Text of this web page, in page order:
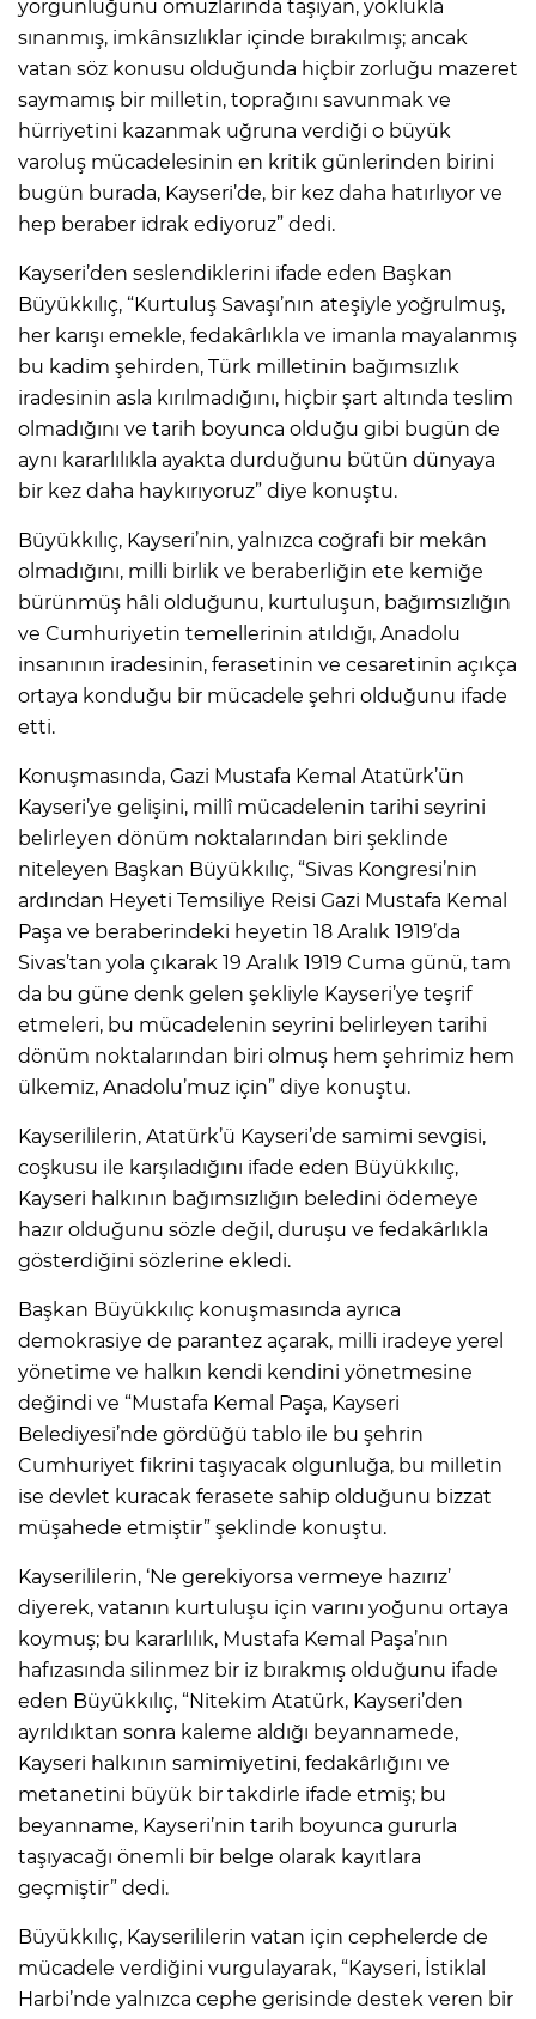
yorgunluğunu omuzlarında taşıyan, yoklukla
sınanmış, imkânsızlıklar içinde bırakılmış; ancak
vatan söz konusu olduğunda hiçbir zorluğu mazeret
saymamış bir milletin, toprağını savunmak ve
hürriyetini kazanmak uğruna verdiği o büyük
varoluş mücadelesinin en kritik günlerinden birini
bugün burada, Kayseri’de, bir kez daha hatırlıyor ve
hep beraber idrak ediyoruz” dedi.
Kayseri’den seslendiklerini ifade eden Başkan
Büyükkılıç, “Kurtuluş Savaşı’nın ateşiyle yoğrulmuş,
her karışı emekle, fedakârlıkla ve imanla mayalanmış
bu kadim şehirden, Türk milletinin bağımsızlık
iradesinin asla kırılmadığını, hiçbir şart altında teslim
olmadığını ve tarih boyunca olduğu gibi bugün de
aynı kararlılıkla ayakta durduğunu bütün dünyaya
bir kez daha haykırıyoruz” diye konuştu.
Büyükkılıç, Kayseri’nin, yalnızca coğrafi bir mekân
olmadığını, milli birlik ve beraberliğin ete kemiğe
bürünmüş hâli olduğunu, kurtuluşun, bağımsızlığın
ve Cumhuriyetin temellerinin atıldığı, Anadolu
insanının iradesinin, ferasetinin ve cesaretinin açıkça
ortaya konduğu bir mücadele şehri olduğunu ifade
etti.
Konuşmasında, Gazi Mustafa Kemal Atatürk’ün
Kayseri’ye gelişini, millî mücadelenin tarihi seyrini
belirleyen dönüm noktalarından biri şeklinde
niteleyen Başkan Büyükkılıç, “Sivas Kongresi’nin
ardından Heyeti Temsiliye Reisi Gazi Mustafa Kemal
Paşa ve beraberindeki heyetin 18 Aralık 1919’da
Sivas’tan yola çıkarak 19 Aralık 1919 Cuma günü, tam
da bu güne denk gelen şekliyle Kayseri’ye teşrif
etmeleri, bu mücadelenin seyrini belirleyen tarihi
dönüm noktalarından biri olmuş hem şehrimiz hem
ülkemiz, Anadolu’muz için” diye konuştu.
Kayserililerin, Atatürk’ü Kayseri’de samimi sevgisi,
coşkusu ile karşıladığını ifade eden Büyükkılıç,
Kayseri halkının bağımsızlığın beledini ödemeye
hazır olduğunu sözle değil, duruşu ve fedakârlıkla
gösterdiğini sözlerine ekledi.
Başkan Büyükkılıç konuşmasında ayrıca
demokrasiye de parantez açarak, milli iradeye yerel
yönetime ve halkın kendi kendini yönetmesine
değindi ve “Mustafa Kemal Paşa, Kayseri
Belediyesi’nde gördüğü tablo ile bu şehrin
Cumhuriyet fikrini taşıyacak olgunluğa, bu milletin
ise devlet kuracak ferasete sahip olduğunu bizzat
müşahede etmiştir” şeklinde konuştu.
Kayserililerin, ‘Ne gerekiyorsa vermeye hazırız’
diyerek, vatanın kurtuluşu için varını yoğunu ortaya
koymuş; bu kararlılık, Mustafa Kemal Paşa’nın
hafızasında silinmez bir iz bırakmış olduğunu ifade
eden Büyükkılıç, “Nitekim Atatürk, Kayseri’den
ayrıldıktan sonra kaleme aldığı beyannamede,
Kayseri halkının samimiyetini, fedakârlığını ve
metanetini büyük bir takdirle ifade etmiş; bu
beyanname, Kayseri’nin tarih boyunca gururla
taşıyacağı önemli bir belge olarak kayıtlara
geçmiştir” dedi.
Büyükkılıç, Kayserililerin vatan için cephelerde de
mücadele verdiğini vurgulayarak, “Kayseri, İstiklal
Harbi’nde yalnızca cephe gerisinde destek veren bir